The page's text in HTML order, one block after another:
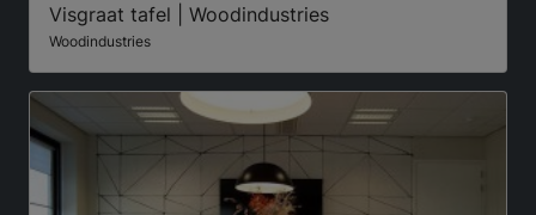
Visgraat tafel | Woodindustries
Woodindustries